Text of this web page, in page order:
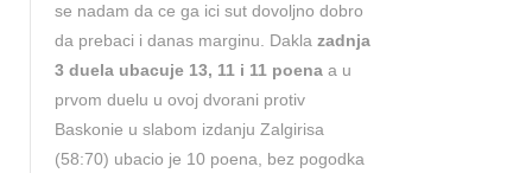
se nadam da ce ga ici sut dovoljno dobro
da prebaci i danas marginu. Dakla zadnja
3 duela ubacuje 13, 11 i 11 poena a u
prvom duelu u ovoj dvorani protiv
Baskonie u slabom izdanju Zalgirisa
(58:70) ubacio je 10 poena, bez pogodka